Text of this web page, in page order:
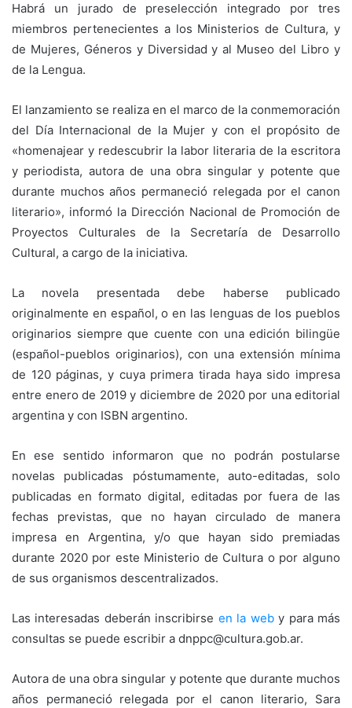
Habrá un jurado de preselección integrado por tres
miembros pertenecientes a los Ministerios de Cultura, y
de Mujeres, Géneros y Diversidad y al Museo del Libro y
de la Lengua.
El lanzamiento se realiza en el marco de la conmemoración
del Día Internacional de la Mujer y con el propósito de
«homenajear y redescubrir la labor literaria de la escritora
y periodista, autora de una obra singular y potente que
durante muchos años permaneció relegada por el canon
literario», informó la Dirección Nacional de Promoción de
Proyectos Culturales de la Secretaría de Desarrollo
Cultural, a cargo de la iniciativa.
La novela presentada debe haberse publicado
originalmente en español, o en las lenguas de los pueblos
originarios siempre que cuente con una edición bilingüe
(español-pueblos originarios), con una extensión mínima
de 120 páginas, y cuya primera tirada haya sido impresa
entre enero de 2019 y diciembre de 2020 por una editorial
argentina y con ISBN argentino.
En ese sentido informaron que no podrán postularse
novelas publicadas póstumamente, auto-editadas, solo
publicadas en formato digital, editadas por fuera de las
fechas previstas, que no hayan circulado de manera
impresa en Argentina, y/o que hayan sido premiadas
durante 2020 por este Ministerio de Cultura o por alguno
de sus organismos descentralizados.
Las interesadas deberán inscribirse en la weby para más
consultas se puede escribir a dnppc@cultura.gob.ar.
Autora de una obra singular y potente que durante muchos
años permaneció relegada por el canon literario, Sara